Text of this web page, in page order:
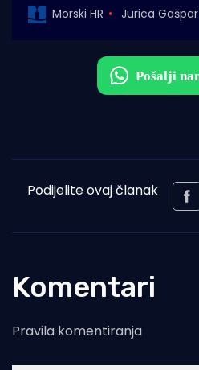
Morski HR Jurica Gašpar
Podijelite ovaj članak
Komentari
Pravila komentiranja